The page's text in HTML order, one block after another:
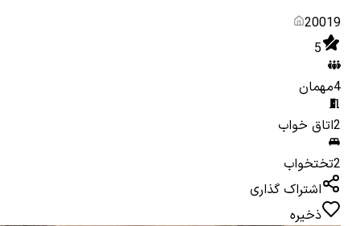
20019
5
4مهمان
2اتاق خواب
2تختخواب
اشتراک گذاری
ذخیره